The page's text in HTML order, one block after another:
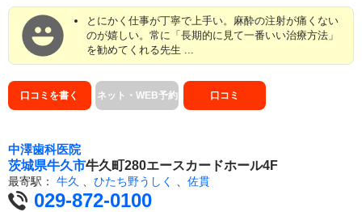
とにかく仕事が丁寧で上手い。麻酔の注射が痛くない
のが嬉しい。常に「長期的に見て一番いい治療方法」
を勧めてくれる先生 ...
口コミを書く ネット・WEB予約 口コミ
中澤歯科医院
茨城県牛久市牛久町280エースカードホール4F
最寄駅： 牛久 、 ひたち野うしく 、 佐貫
029-872-0100